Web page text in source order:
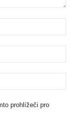
prohlížeči pro